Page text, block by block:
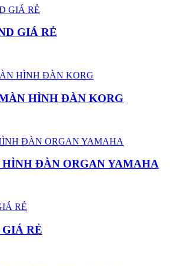
GIÁ RẺ
HÌNH ĐÀN KORG
ĐÀN ORGAN YAMAHA
RẺ